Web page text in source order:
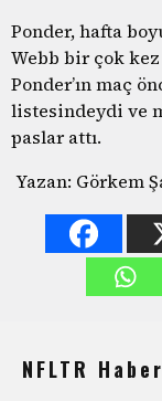
Ponder, hafta
Webb bir çok kez
Ponder’ın maç
listesindeydi ve
paslar attı.
Yazan: Görkem
NFLTR